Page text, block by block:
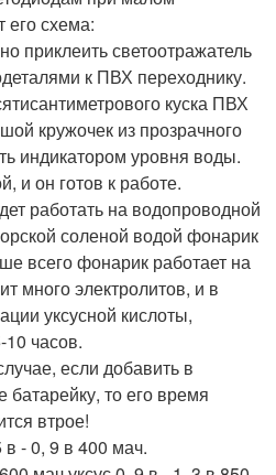
его схема:
приклеить светоотражатель
к ПВХ переходнику.
куска ПВХ
кружочек из прозрачного
индикатором уровня воды.
и он готов к работе.
работать на водопроводной
соленой водой фонарик
всего фонарик работает на
много электролитов, и в
уксусной кислоты,
часов.
если добавить в
то его время
втрое!
- 0, 9 в 400 мач.